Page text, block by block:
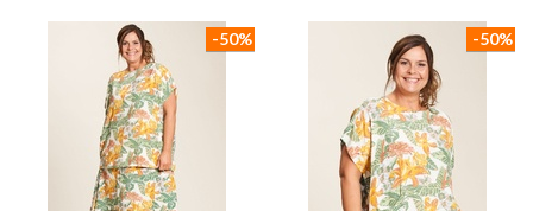
-50% -50%